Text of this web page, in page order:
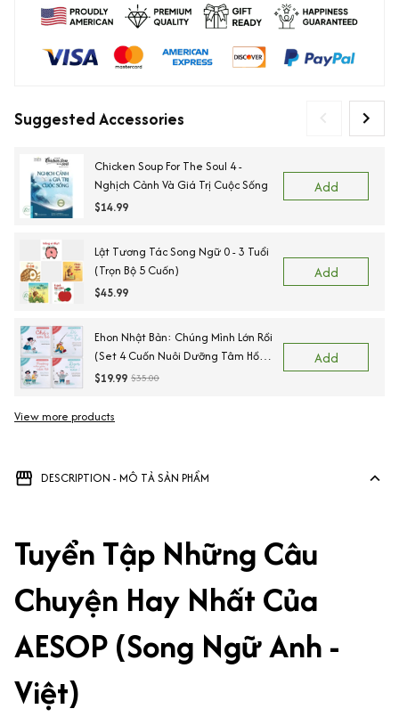
Suggested Accessories
Chicken Soup For The Soul 4 -
Nghịch Cảnh Và Giá Trị Cuộc Sống
$14.99
Add
Lật Tương Tác Song Ngữ 0 - 3 Tuổi
(Trọn Bộ 5 Cuốn)
$45.99
Add
Ehon Nhật Bản: Chúng Mình Lớn Rồi
(Set 4 Cuốn Nuôi Dưỡng Tâm Hồn
Trẻ Từ 3-6 Tuổi / Ehon Cùng Con
$19.99 $35.00
Add
View more products
DESCRIPTION - MÔ TẢ SẢN PHẨM
Tuyển Tập Những Câu
Chuyện Hay Nhất Của
AESOP (Song Ngữ Anh -
Việt)